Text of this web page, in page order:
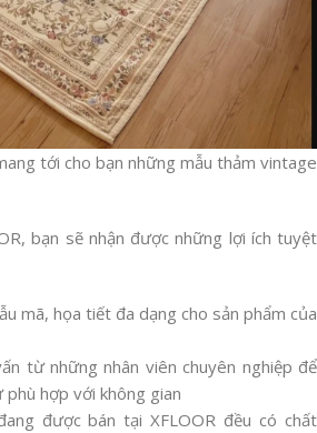
tới cho bạn những mẫu thảm vintage
bạn sẽ nhận được những lợi ích tuyệt
mã, họa tiết đa dạng cho sản phẩm của
từ những nhân viên chuyên nghiệp để
hợp với không gian
được bán tại XFLOOR đều có chất